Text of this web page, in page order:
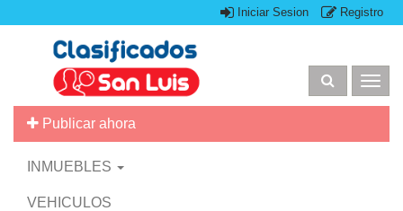
Iniciar Sesion Registro
Publicar ahora
INMUEBLES
VEHICULOS